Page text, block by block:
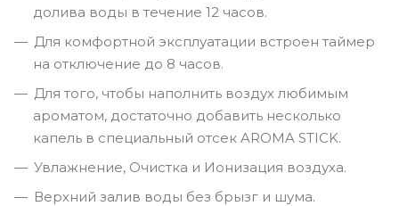
долива воды в течение 12 часов.
Для комфортной эксплуатации встроен таймер
на отключение до 8 часов.
Для того, чтобы наполнить воздух любимым
ароматом, достаточно добавить несколько
капель в специальный отсек AROMA STICK.
Увлажнение, Очистка и Ионизация воздуха.
Верхний залив воды без брызг и шума.